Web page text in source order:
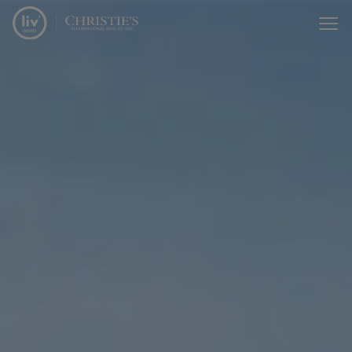
Menu overslaan en naar de inhoud gaan